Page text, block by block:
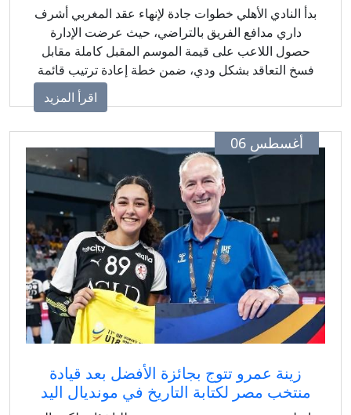
النادي الأهلي خطوات جادة لإنهاء عقد المغربي أشرف
داري مدافع الفريق بالتراضي، حيث عرضت الإدارة
حصول اللاعب على قيمة الموسم المقبل كاملة مقابل
التعاقد بشكل ودي، ضمن خطة إعادة ترتيب قائمة
اقرأ المزيد
أغسطس 06
زينة عمرو تتوج بجائزة الأفضل بعد قيادة
منتخب مصر لكتابة التاريخ في مونديال اليد